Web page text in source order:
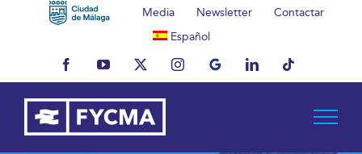
Media Newsletter
Contactar
Español
FacebookYouTubeX InstagramMyBusinessLinkedInTiktok